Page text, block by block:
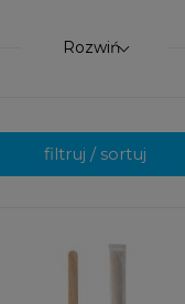
Marka od lat
znajdują się
na wynos,
są projektowane z
Rozwiń
filtruj / sortuj